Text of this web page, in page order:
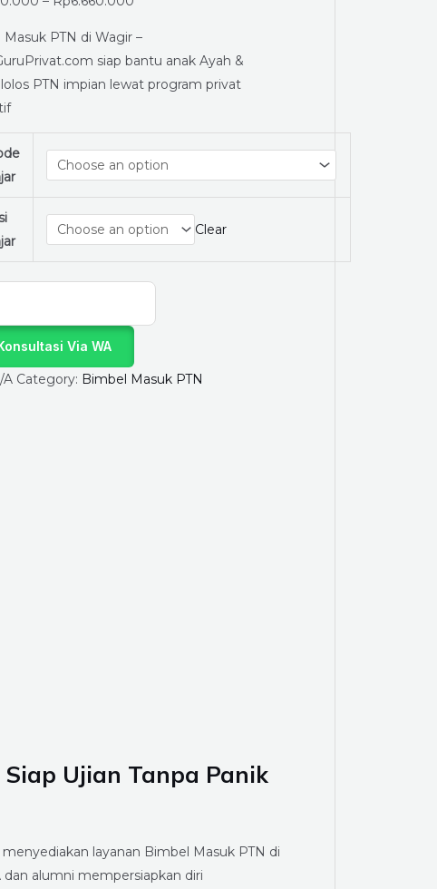
Masuk PTN di Wagir –
siap bantu anak Ayah &
PTN impian lewat program privat
Clear
Via WA
A Category: Bimbel Masuk PTN
Ujian Tanpa Panik
layanan Bimbel Masuk PTN di
alumni mempersiapkan diri